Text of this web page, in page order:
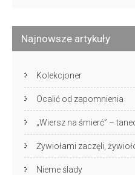
Najnowsze artykuły
Kolekcjoner
Ocalić od zapomnienia
„Wiersz na śmierć” –
Żywiołami zaczęli,
Nieme ślady